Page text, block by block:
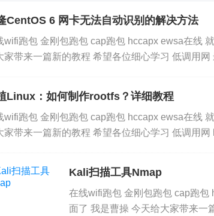
CentOS 6 网卡无法自动识别的解决方法
wifi跑包 金刚包跑包 cap跑包 hccapx ewsa在线
家带来一篇新的教程 希望各位细心学习 低调用
Linux：如何制作rootfs？详细教程
wifi跑包 金刚包跑包 cap跑包 hccapx ewsa在线
家带来一篇新的教程 希望各位细心学习 低调用网
Kali扫描工具Nmap
在线wifi跑包 金刚包跑包 cap跑包
面了 我是曹操 今天给大家带来一